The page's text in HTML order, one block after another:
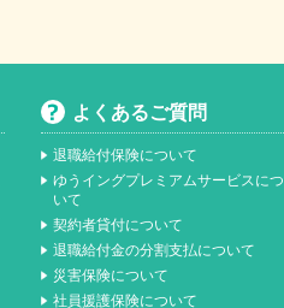
よくあるご質問
退職給付保険について
ゆうイングプレミアムサービスにつ
いて
契約者貸付について
退職給付金の分割支払について
災害保険について
社員援護保険について